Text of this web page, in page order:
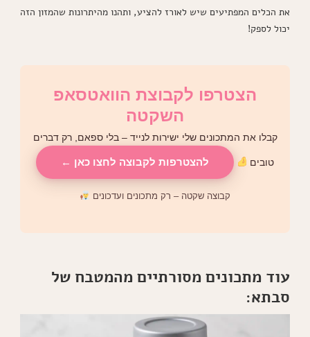
את הכלים המפתיעים שיש לאורז להציע, ותהנו מהיתרונות שהמזון הזה
יכול לספק!
הצטרפו לקבוצת הוואטסאפ
השקטה
קבלו את המתכונים שלי ישירות לנייד – בלי ספאם, רק דברים
טובים להצטרפות לקבוצה לחצו כאן ←
קבוצה שקטה – רק מתכונים ועדכונים
עוד מתכונים מסורתיים מהמטבח של
סבתא: